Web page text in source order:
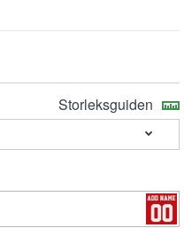
Storleksguiden